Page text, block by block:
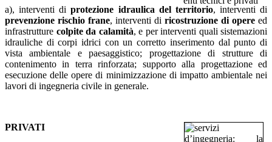
a), interventi diprotezione idraulica del territorio, interventi di
prevenzione rischio frane, interventi di ricostruzione di opere ed
infrastrutture colpite da calamità, e per interventi quali sistemazioni
idrauliche di corpi idrici con un corretto inserimento dal punto di
vista ambientale e paesaggistico; progettazione di strutture di
contenimento in terra rinforzata; supporto alla progettazione ed
esecuzione delle opere di minimizzazione di impatto ambientale nei
lavori di ingegneria civile in generale.
PRIVATI